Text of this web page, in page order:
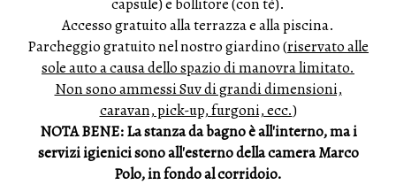
Accesso gratuito alla terrazza e alla piscina.
Parcheggio gratuito nel nostro giardino (riservato alle
sole auto a causa dello spazio di manovra limitato.
Non sono ammessi Suv di grandi dimensioni,
caravan, pick-up, furgoni, ecc.)
NOTA BENE: La stanza da bagno è all'interno, ma i
servizi igienici sono all'esterno della camera Marco
Polo, in fondo al corridoio.